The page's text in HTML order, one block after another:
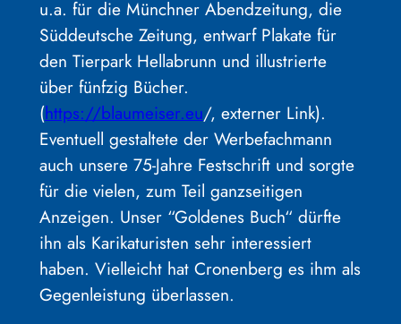
u.a. für die Münchner Abendzeitung, die
Süddeutsche Zeitung, entwarf Plakate für
den Tierpark Hellabrunn und illustrierte
über fünfzig Bücher.
(https://blaumeiser.eu/, externer Link).
Eventuell gestaltete der Werbefachmann
auch unsere 75-Jahre Festschrift und sorgte
für die vielen, zum Teil ganzseitigen
Anzeigen. Unser “Goldenes Buch“ dürfte
ihn als Karikaturisten sehr interessiert
haben. Vielleicht hat Cronenberg es ihm als
Gegenleistung überlassen.